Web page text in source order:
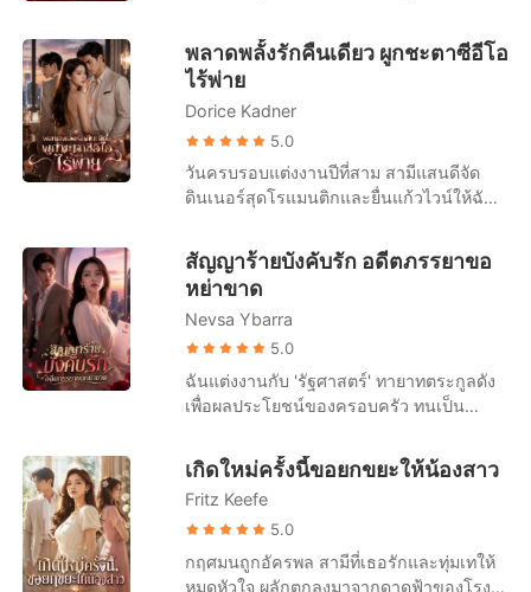
หนุ่มรูปงามต่างรีบเข้าหาเธอเพื่อเอาชนะใจ
เธอ เฝิงอวี้เหนียนเห็นดังนั้นจึงทนไม่ไหวอีก
ต่อไปเลยจัดงานแถลงข่าวในวันถัดไป โดย
ขอร้องอย่างจริงจังว่า: ผมรักเซิงเกอ ขอร้อง
กับคนอื่น เธอเลือกที่จะจากไปอย่างเงียบๆ แต่
ไม่เคยคาดคิดเลยว่า ซีอีโอที่ดูเหมือนจะไม่
เคยมีใจให้เรื่องรักใคร่ กลับตามหาเธออย่าง
บ้าคลั่งนานถึงเจ็ดวันเจ็ดคืน เมื่อได้พบกันอีก
ครั้ง เธอปรากฏตัวอย่างน่าทึ่ง และข้างกายมี
ใครบางคนเคียงข้างอยู่ ขณะที่ชายหนุ่ม
เสียใจจนแทบบ้า พยายามพร่ำบอกความรัก
ที่มาช้าเกินไป “อาเฉี่ยน กลับมาหาฉันเถอะ
ด้วยรอยยิ้มดูแคลน “แต่ฉันไม่ต้องการหรอก
นะ!” เธอตอบด้วยน้ำเสียงเย็นชาและแฝงด้วย
ความประชดประชัน ลำคอของชายหนุ่ม
แบบนั้นเลย ฉันทนไม่ไหว...”
พลาดพลั้งรักคืนเดียว ผูกชะตาซีอีโอ
ไร้พ่าย
Dorice Kadner
5.0
วันครบรอบแต่งงานปีที่สาม สามีแสนดีจัด
ดินเนอร์สุดโรแมนติกและยื่นแก้วไวน์ให้ฉัน
เปลือยเปล่าและบอบช้ำบนเตียงโรงแรมหรู
โดยมีแผ่นหลังของผู้ชายแปลกหน้านอนอยู่
ข้างๆ แหวนแต่งงานที่เป็นของดูต่างหน้าชิ้น
เดียวของแม่หายไป ฉันลากร่างกายที่แสน
อัปยศกลับบ้านเพื่อเค้นความจริง แต่กลับพบ
ว่าสามีเป็นคนวางยาฉันเอง แถมเขายังแอบ
ซื้อคอนโดหรูไว้ซุก 'เมียน้อย' ที่เป็นนักร้อง
ความอยู่รอดของบริษัทพ่อฉันมาเป็นข้อต่อ
รอง หนำซ้ำในงานเลี้ยงของตระกูล นังเมีย
น้อยยังจงใจแกล้งล้มตกบันไดเพื่อใส่ร้ายฉัน
แขกเหรื่อมากมาย ฉันถูกคนที่รักที่สุดทรยศ
สัญญาร้ายบังคับรัก อดีตภรรยาขอ
หย่าขาด
Nevsa Ybarra
5.0
ฉันแต่งงานกับ 'รัฐศาสตร์' ทายาทตระกูลดัง
เพื่อผลประโยชน์ของครอบครัว ทนเป็น
นั้น ฉันตื่นขึ้นมาในสภาพเสื้อผ้าหลุดลุ่ย
ร่างกายบอบช้ำจากการถูกย่ำยีในห้อง
โรงแรมแปลกหน้า ฉันโทรหาสามีด้วยความ
หวาดกลัว แต่เขากลับด่าว่าฉันสร้างเรื่องน่า
สมเพชเพื่อเรียกร้องความสนใจแล้วตัดสายทิ้ง
ต่อมาฉันถึงได้รู้ว่า 'พิชามญชุ์' น้องสาวแท้ๆ
เกิดใหม่ครั้งนี้ขอยกขยะให้น้องสาว
Fritz Keefe
5.0
กฤศมนถูกอัครพล สามีที่เธอรักและทุ่มเทให้
หมดหัวใจ ผลักตกลงมาจากดาดฟ้าของโรง